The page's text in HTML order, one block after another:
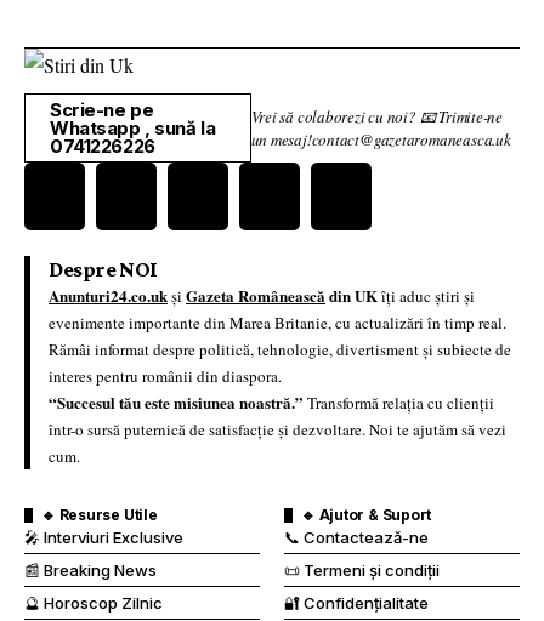
Scrie-ne pe
Whatsapp , sună la
0741226226
Vrei să colaborezi cu noi? 📧 Trimite-ne
un mesaj!contact@gazetaromaneasca.uk
Despre NOI
Anunturi24.co.ukși Gazeta Româneascădin UKîți aduc știri și
evenimente importante din Marea Britanie, cu actualizări în timp real.
Rămâi informat despre politică, tehnologie, divertisment și subiecte de
interes pentru românii din diaspora.
“Succesul tău este misiunea noastră.” Transformă relația cu clienții
într-o sursă puternică de satisfacție și dezvoltare. Noi te ajutăm să vezi
cum.
🔹 Resurse Utile
🎤 Interviuri Exclusive
📰 Breaking News
🔮 Horoscop Zilnic
🔹 Ajutor & Suport
📞 Contactează-ne
📜 Termeni și condiții
🔐 Confidențialitate